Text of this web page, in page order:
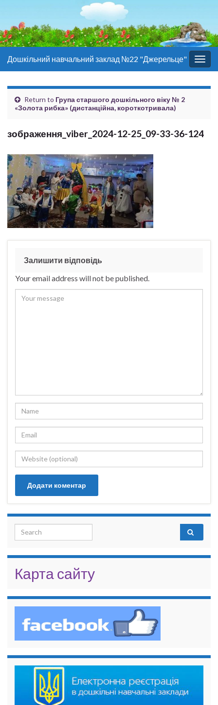
Дошкільний навчальний заклад №22 "Джерельце"
Return to Група старшого дошкільного віку № 2
«Золота рибка» (дистанційна, короткотривала)
зображення_viber_2024-12-25_09-33-36-124
Залишити відповідь
Your email address will not be published.
Search for:
Карта сайту